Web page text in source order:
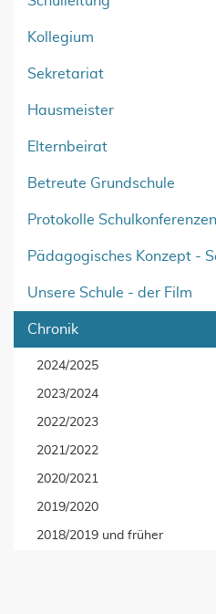
Kollegium
Sekretariat
Hausmeister
Elternbeirat
Betreute Grundschule
Protokolle Schulkonferenzen
Pädagogisches Konzept -
Unsere Schule - der Film
Chronik
2024/2025
2023/2024
2022/2023
2021/2022
2020/2021
2019/2020
2018/2019 und früher